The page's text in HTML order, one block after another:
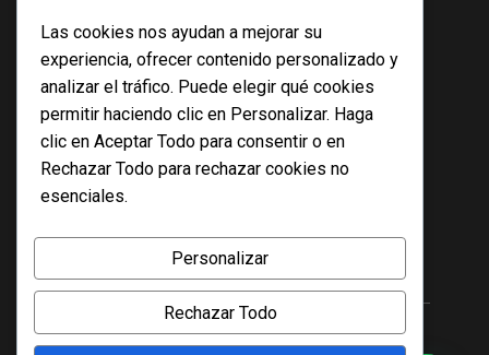
Contacto
623 061 701
955 734 247
Chat Comercial
NOBAVERTICAL 202â€‹1 - 2024 | Aviso
Las cookies nos ayudan a mejorar su
experiencia, ofrecer contenido personalizado y
analizar el tráfico. Puede elegir qué cookies
permitir haciendo clic en Personalizar. Haga
clic en Aceptar Todo para consentir o en
Rechazar Todo para rechazar cookies no
esenciales.
Personalizar
Rechazar Todo